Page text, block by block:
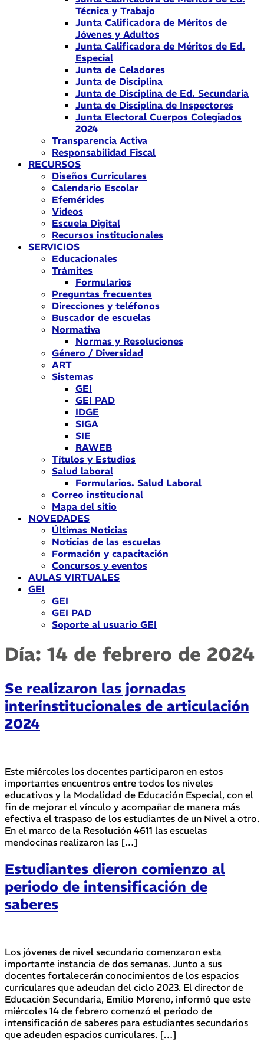
Técnica y Trabajo
Junta Calificadora de Méritos de
Jóvenes y Adultos
Junta Calificadora de Méritos de Ed.
Especial
Junta de Celadores
Junta de Disciplina
Junta de Disciplina de Ed. Secundaria
Junta de Disciplina de Inspectores
Junta Electoral Cuerpos Colegiados
2024
Transparencia Activa
Responsabilidad Fiscal
RECURSOS
Diseños Curriculares
Calendario Escolar
Efemérides
Videos
Escuela Digital
Recursos institucionales
SERVICIOS
Educacionales
Trámites
Formularios
Preguntas frecuentes
Direcciones y teléfonos
Buscador de escuelas
Normativa
Normas y Resoluciones
Género / Diversidad
ART
Sistemas
GEI
GEI PAD
IDGE
SIGA
SIE
RAWEB
Títulos y Estudios
Salud laboral
Formularios. Salud Laboral
Correo institucional
Mapa del sitio
NOVEDADES
Últimas Noticias
Noticias de las escuelas
Formación y capacitación
Concursos y eventos
AULAS VIRTUALES
GEI
GEI
GEI PAD
Soporte al usuario GEI
Día: 14 de febrero de 2024
Se realizaron las jornadas
interinstitucionales de articulación
2024
Este miércoles los docentes participaron en estos
importantes encuentros entre todos los niveles
educativos y la Modalidad de Educación Especial, con el
fin de mejorar el vínculo y acompañar de manera más
efectiva el traspaso de los estudiantes de un Nivel a otro.
En el marco de la Resolución 4611 las escuelas
mendocinas realizaron las […]
Estudiantes dieron comienzo al
periodo de intensificación de
saberes
Los jóvenes de nivel secundario comenzaron esta
importante instancia de dos semanas. Junto a sus
docentes fortalecerán conocimientos de los espacios
curriculares que adeudan del ciclo 2023. El director de
Educación Secundaria, Emilio Moreno, informó que este
miércoles 14 de febrero comenzó el periodo de
intensificación de saberes para estudiantes secundarios
que adeuden espacios curriculares. […]